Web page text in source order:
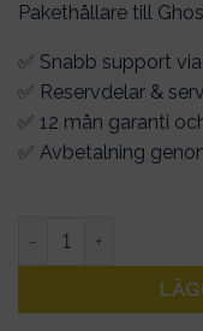
Pakethållare till
✅ Snabb support
✅ Reservdelar &
✅ 12 mån garanti
✅ Avbetalning
Pakethållare till